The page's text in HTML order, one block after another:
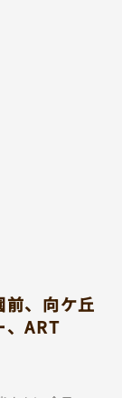
、向ケ丘
、ART